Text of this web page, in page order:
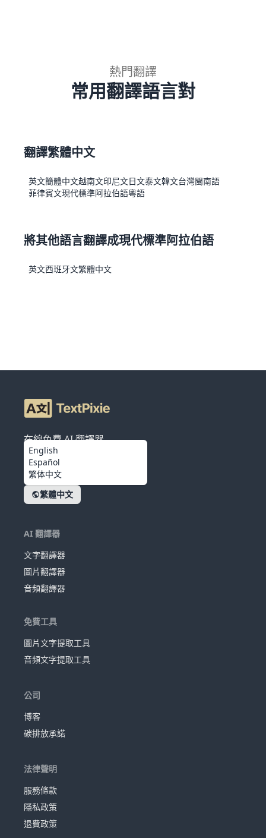
熱門翻譯
常用翻譯語言對
翻譯繁體中文
英文簡體中文越南文印尼文日文泰文韓文台灣閩南語
菲律賓文現代標準阿拉伯語粵語
將其他語言翻譯成現代標準阿拉伯語
英文西班牙文繁體中文
在線免費 AI 翻譯器
繁體中文
English
Español
繁体中文
AI 翻譯器
文字翻譯器
圖片翻譯器
音頻翻譯器
免費工具
圖片文字提取工具
音頻文字提取工具
公司
博客
碳排放承諾
法律聲明
服務條款
隱私政策
退費政策